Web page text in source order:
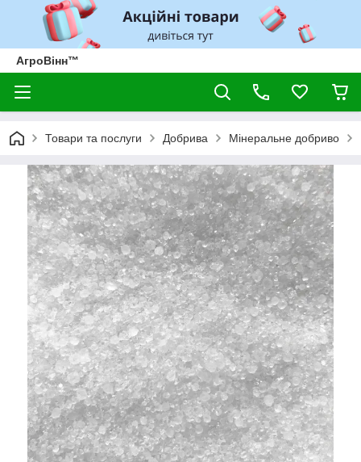
АгроВінн™
Товари та послуги Добрива Мінеральне добриво